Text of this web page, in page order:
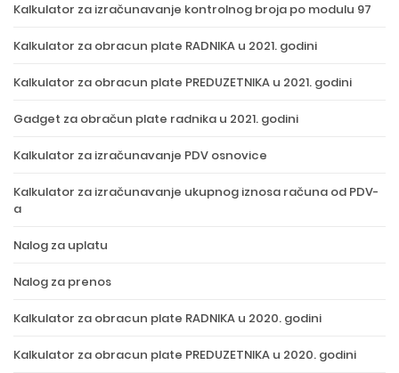
Kalkulator za izračunavanje kontrolnog broja po modulu 97
Kalkulator za obracun plate RADNIKA u 2021. godini
Kalkulator za obracun plate PREDUZETNIKA u 2021. godini
Gadget za obračun plate radnika u 2021. godini
Kalkulator za izračunavanje PDV osnovice
Kalkulator za izračunavanje ukupnog iznosa računa od PDV-
a
Nalog za uplatu
Nalog za prenos
Kalkulator za obracun plate RADNIKA u 2020. godini
Kalkulator za obracun plate PREDUZETNIKA u 2020. godini